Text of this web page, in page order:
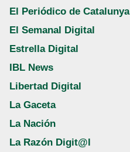
El Periódico de Catalunya
El Semanal Digital
Estrella Digital
IBL News
Libertad Digital
La Gaceta
La Nación
La Razón Digit@l